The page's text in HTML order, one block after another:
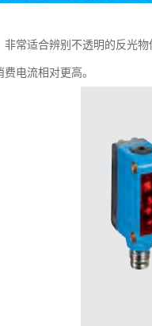
常适合辨别不透明的反光
电流相对更高。